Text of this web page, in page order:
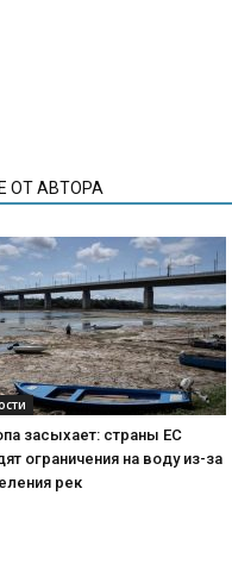
ОТ АВТОРА
засыхает: страны ЕС
ограничения на воду из-за
рек